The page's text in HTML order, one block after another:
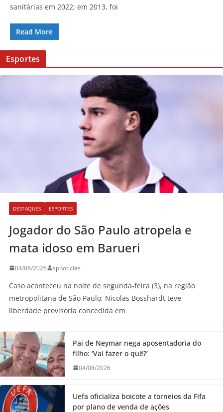
sanitárias em 2022; em 2013, foi
Read More
Esportes
DESTAQUES ESPORTES
Jogador do São Paulo atropela e
mata idoso em Barueri
04/08/2026 spnoticias
Caso aconteceu na noite de segunda-feira (3), na região
metropolitana de São Paulo; Nicolas Bosshardt teve
liberdade provisória concedida em
Pai de Neymar nega aposentadoria do
filho: ‘Vai fazer o quê?’
04/08/2026
Uefa oficializa boicote a torneios da Fifa
por plano de venda de ações